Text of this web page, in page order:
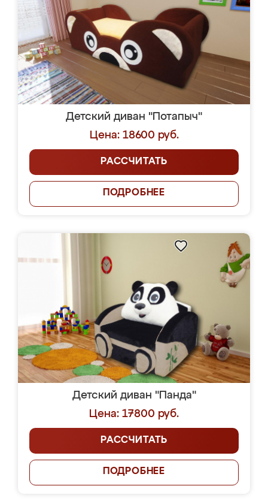
Детский диван "Потапыч"
Цена: 18600 руб.
РАССЧИТАТЬ
ПОДРОБНЕЕ
Детский диван "Панда"
Цена: 17800 руб.
РАССЧИТАТЬ
ПОДРОБНЕЕ